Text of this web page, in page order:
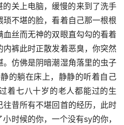
关上电脑，缓慢的来到了洗手
不堪的脸，看着自己那一根根
丝而无神的双眼直勾勾的看着
内裤此时正散发着恶臭，你突然
仿佛是阴暗潮湿角落里的虫子
的躺在床上，静静的听着自己
着七八十岁的老人都能过的生
昔所有不堪回首的经历，此时
时候的你，一个没有sy的你，